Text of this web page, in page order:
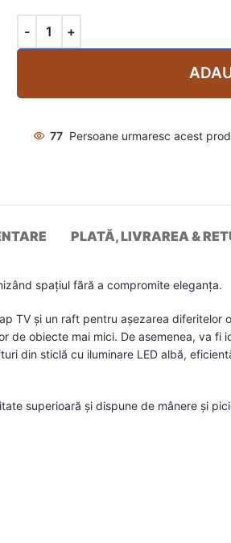
77 Persoane urmaresc acest
PLATĂ, LIVRAREA &
spațiul fără a compromite eleganța.
TV și un raft pentru așezarea
obiecte mai mici. De asemenea, va
din sticlă cu iluminare LED albă,
superioară și dispune de mânere și